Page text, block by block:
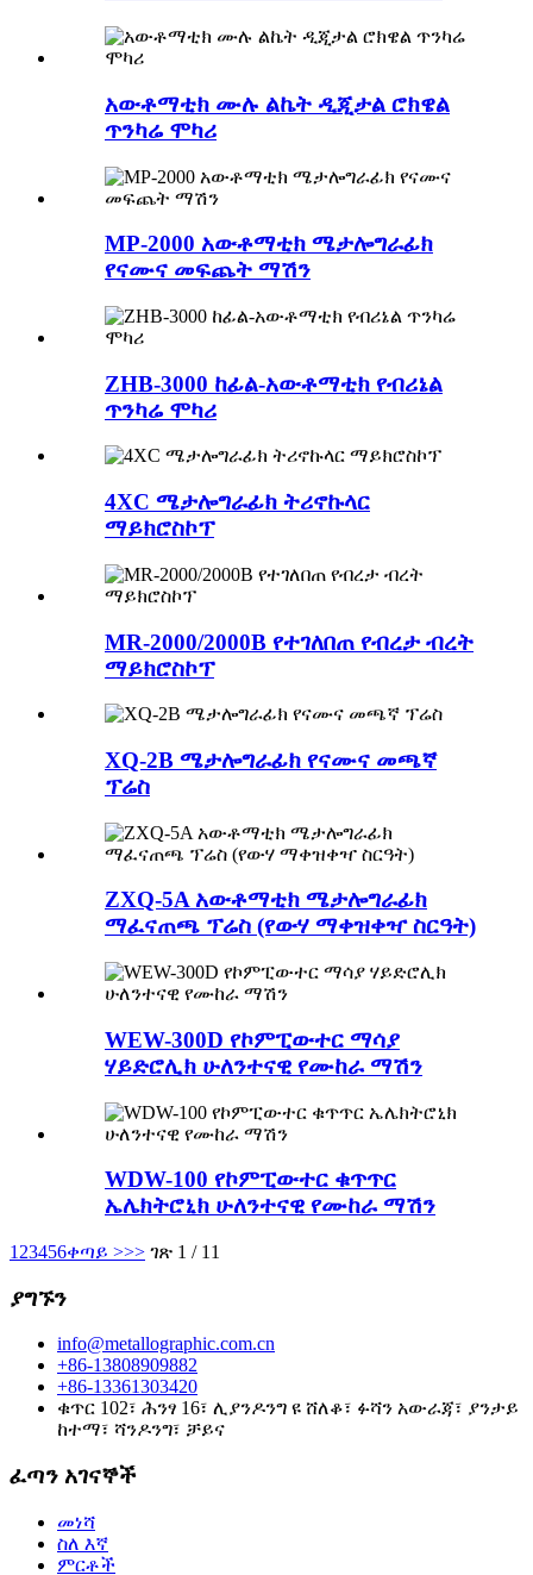
አውቶማቲክ ሙሉ ልኬት ዲጂታል ሮክዌል
ጥንካሬ ሞካሪ
MP-2000 አውቶማቲክ ሜታሎግራፊክ
የናሙና መፍጨት ማሽን
ZHB-3000 ከፊል-አውቶማቲክ የብሪኔል
ጥንካሬ ሞካሪ
4XC ሜታሎግራፊክ ትሪኖኩላር
ማይክሮስኮፕ
MR-2000/2000B የተገለበጠ የብረታ ብረት
ማይክሮስኮፕ
XQ-2B ሜታሎግራፊክ የናሙና መጫኛ
ፕሬስ
ZXQ-5A አውቶማቲክ ሜታሎግራፊክ
ማፈናጠጫ ፕሬስ (የውሃ ማቀዝቀዣ ስርዓት)
WEW-300D የኮምፒውተር ማሳያ
ሃይድሮሊክ ሁለንተናዊ የሙከራ ማሽን
WDW-100 የኮምፒውተር ቁጥጥር
ኤሌክትሮኒክ ሁለንተናዊ የሙከራ ማሽን
1 23456ቀጣይ >>> ገጽ 1 / 11
ያግኙን
info@metallographic.com.cn
+86-13808909882
+86-13361303420
ቁጥር 102፣ ሕንፃ 16፣ ሊያንዶንግ ዩ ሸለቆ፣ ፉሻን አውራጃ፣ ያንታይ
ከተማ፣ ሻንዶንግ፣ ቻይና
ፈጣን አገናኞች
መነሻ
ስለ እኛ
ምርቶች